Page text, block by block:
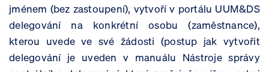
jménem (bez zastoupení), vytvoří v portálu UUM&DS
delegování na konkrétní osobu (zaměstnance),
kterou uvede ve své žádosti (postup jak vytvořit
delegování je uveden v manuálu Nástroje správy